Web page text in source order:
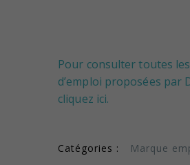
Pour consulter toutes
d’emploi proposées par
cliquez ici.
Catégories : Marque